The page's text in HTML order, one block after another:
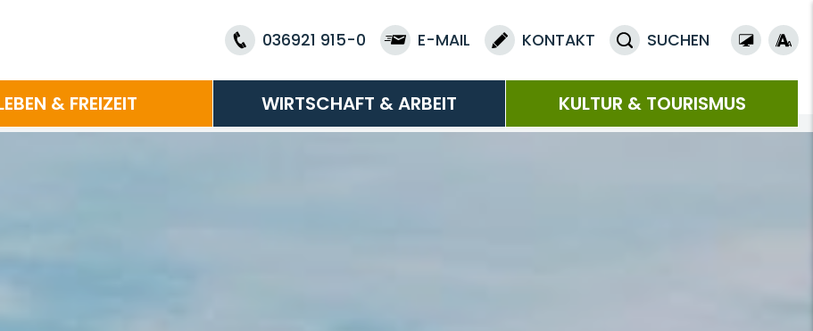
036921 915-0 E-MAIL KONTAKT SUCHEN
& FREIZEIT WIRTSCHAFT & ARBEIT KULTUR & TOURISMUS